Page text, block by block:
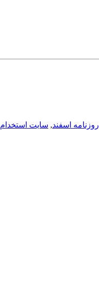
روزنامه اسفند, سایت استخدام